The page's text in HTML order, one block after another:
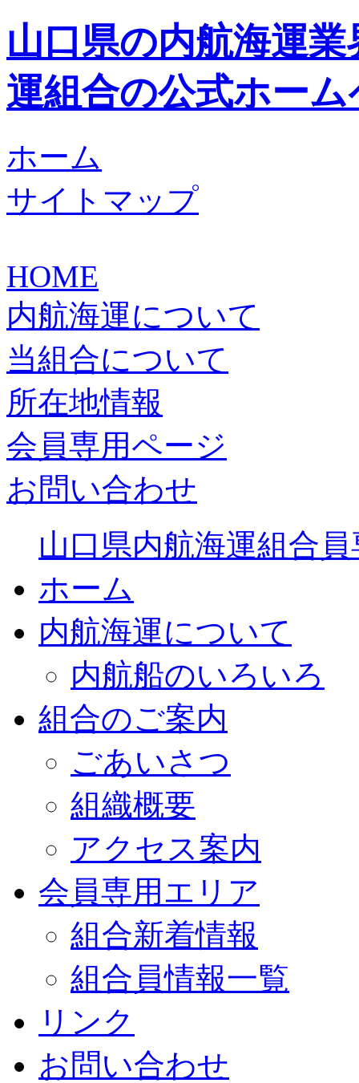
山口県の内航海運
運組合の公式ホー
ホーム
サイトマップ
HOME
内航海運について
当組合について
所在地情報
会員専用ページ
お問い合わせ
山口県内航海運組合
ホーム
内航海運について
内航船のいろいろ
組合のご案内
ごあいさつ
組織概要
アクセス案内
会員専用エリア
組合新着情報
組合員情報一覧
リンク
お問い合わせ